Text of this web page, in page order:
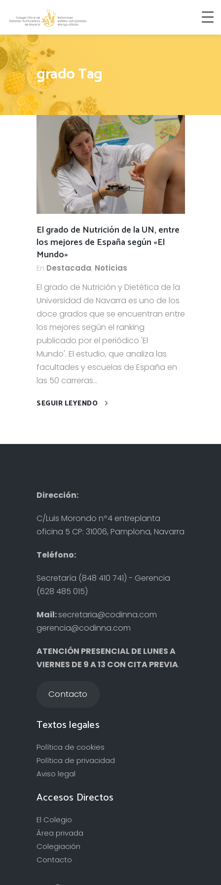
grado Tag
El grado de Nutrición de la UN, entre
los mejores de España según «El
Mundo»
En Destacada, Noticias
El grado de Nutrición y Dietética de la
Universidad de Navarra es uno de los
doce grados que se encuentran entre
los mejores según el ranking
publicado por el periódico 'El
Mundo'. El estudio, que analiza las
facultades y escuelas de España en
las 50 carreras...
SEGUIR LEYENDO
Dirección:
C/Luis Morondo nº4 entreplanta
oficina 5 CP: 31006, Pamplona, Navarra
Teléfono:
Secretaría (848 410 741) - Gerencia
(628 485 015)
Mail:secretaria@codinna.com
gerencia@codinna.com
ATENCIÓN PRESENCIAL DE LUNES A
VIERNES DE 9 A 13 CON CITA PREVIA.
Contacto
Textos legales
Política de cookies
Política de privacidad
Aviso legal
Accesos Directos
El Colegio
Área privada
Colegiación
Contacto